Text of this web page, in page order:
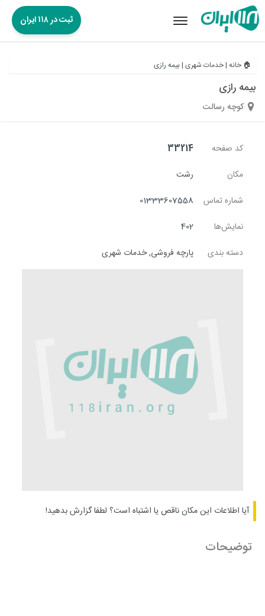
Toggle
ثبت در ۱۱۸ ایران
🏠 خانه |خدمات شهری |بیمه رازی
بیمه رازی
کوچه رسالت
کد صفحه
33214
مکان
رشت
شماره تماس
01333607558
نمایش‌ها
402
دسته بندی
پارچه فروشی,خدمات شهری
آیا اطلاعات این مکان ناقص یا اشتباه است؟ لطفا گزارش بدهید!
توضیحات